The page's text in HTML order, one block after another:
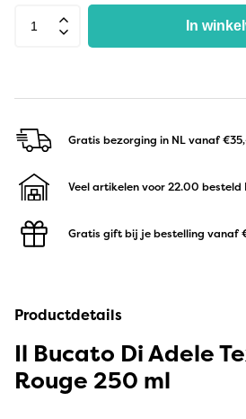
In
Gratis bezorging in NLvanaf
Veel artikelen voor 22.00 besteld
Gratis gift bij je bestelling vanaf
Productdetails
Il Bucato Di Adele
Rouge 250 ml